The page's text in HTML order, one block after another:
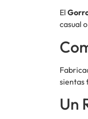
El
casual
sientas
Un